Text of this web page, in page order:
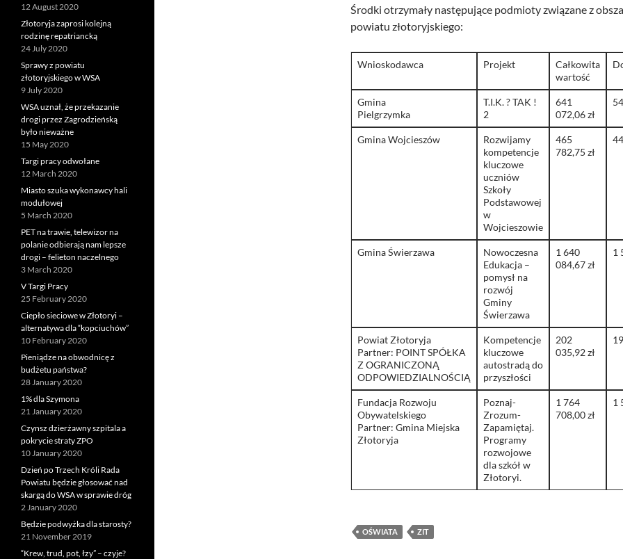
Środki otrzymały następujące podmioty związane z
powiatu złotoryjskiego:
Wnioskodawca Projekt
Całkowita
wartość
Gmina
Pielgrzymka
T.I.K. ? TAK !
2
641
072,06 zł
Gmina Wojcieszów
Rozwijamy
kompetencje
kluczowe
uczniów
Szkoły
Podstawowej
w
Wojcieszowie
465
782,75 zł
Gmina Świerzawa
Nowoczesna
Edukacja –
pomysł na
rozwój
Gminy
Świerzawa
1 640
084,67 zł
1
Powiat Złotoryja
Partner: POINT SPÓŁKA
Z OGRANICZONĄ
ODPOWIEDZIALNOŚCIĄ
Kompetencje
kluczowe
autostradą do
przyszłości
202
035,92 zł
Fundacja Rozwoju
Obywatelskiego
Partner: Gmina Miejska
Złotoryja
Poznaj-
Zrozum-
Zapamiętaj.
Programy
rozwojowe
dla szkół w
Złotoryi.
1 764
708,00 zł
1
OŚWIATA ZIT
12 August 2020
Złotoryja zaprosi kolejną
rodzinę repatriancką
24 July 2020
Sprawy z powiatu
złotoryjskiego w WSA
9 July 2020
WSA uznał, że przekazanie
drogi przez Zagrodzieńską
było nieważne
15 May 2020
Targi pracy odwołane
12 March 2020
Miasto szuka wykonawcy hali
modułowej
5 March 2020
PET na trawie, telewizor na
polanie odbierają nam lepsze
drogi – felieton naczelnego
3 March 2020
V Targi Pracy
25 February 2020
Ciepło sieciowe w Złotoryi –
alternatywa dla “kopciuchów”
10 February 2020
Pieniądze na obwodnicę z
budżetu państwa?
28 January 2020
1% dla Szymona
21 January 2020
Czynsz dzierżawny szpitala a
pokrycie straty ZPO
10 January 2020
Dzień po Trzech Króli Rada
Powiatu będzie głosować nad
skargą do WSA w sprawie dróg
2 January 2020
Będzie podwyżka dla starosty?
21 November 2019
“Krew, trud, pot, łzy” – czyje?